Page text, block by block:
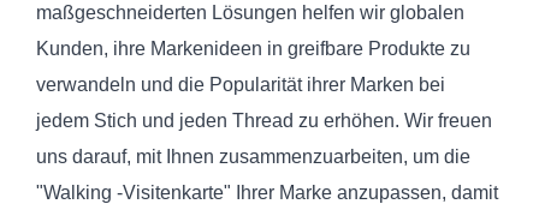
maßgeschneiderten Lösungen helfen wir globalen
Kunden, ihre Markenideen in greifbare Produkte zu
verwandeln und die Popularität ihrer Marken bei
jedem Stich und jeden Thread zu erhöhen. Wir freuen
uns darauf, mit Ihnen zusammenzuarbeiten, um die
"Walking -Visitenkarte" Ihrer Marke anzupassen, damit